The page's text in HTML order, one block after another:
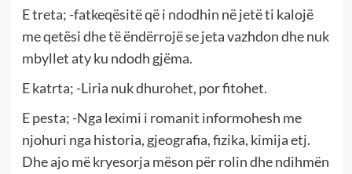
E treta; -fatkeqësitë që i ndodhin në jetë ti kalojë
me qetësi dhe të ëndërrojë se jeta vazhdon dhe nuk
mbyllet aty ku ndodh gjëma.
E katrta; -Liria nuk dhurohet, por fitohet.
E pesta; -Nga leximi i romanit informohesh me
njohuri nga historia, gjeografia, fizika, kimija etj.
Dhe ajo më kryesorja mëson për rolin dhe ndihmën